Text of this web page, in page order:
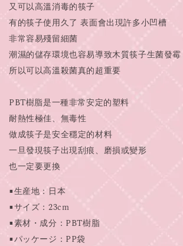
又可以高溫消毒的筷子
有的筷子使用久了 表面會出現許多小凹槽
非常容易殘留細菌
潮濕的儲存環境也容易導致木質筷子生菌發霉
所以可以高溫殺菌真的超重要
PBT樹脂是一種非常安定的塑料
耐熱性極佳、無毒性
做成筷子是安全穩定的材料
一旦發現筷子出現刮痕、磨損或變形
也一定要更換
■生産地：日本
■サイズ：23cm
■素材・成分：PBT樹脂
■パッケージ：PP袋